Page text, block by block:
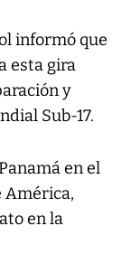
informó que
esta gira
y
Sub-17.
en el
América,
en la